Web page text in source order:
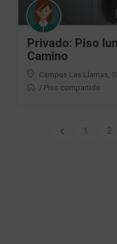
Privado: Piso
Camino
Campus Las Llamas,
/ Piso compartido
1 2